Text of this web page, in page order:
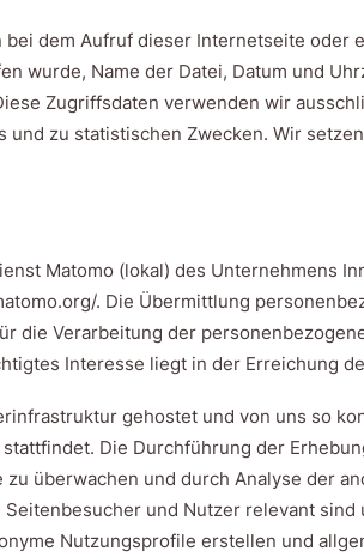
dem Aufruf dieser Internetseite oder
wurde, Name der Datei, Datum und
Zugriffsdaten verwenden wir
zu statistischen Zwecken. Wir
Matomo (lokal) des Unternehmens
. Die Übermittlung
die Verarbeitung der
Interesse liegt in der Erreichung
gehostet und von uns so
Die Durchführung der
überwachen und durch Analyse der
und Nutzer relevant
Nutzungsprofile erstellen und